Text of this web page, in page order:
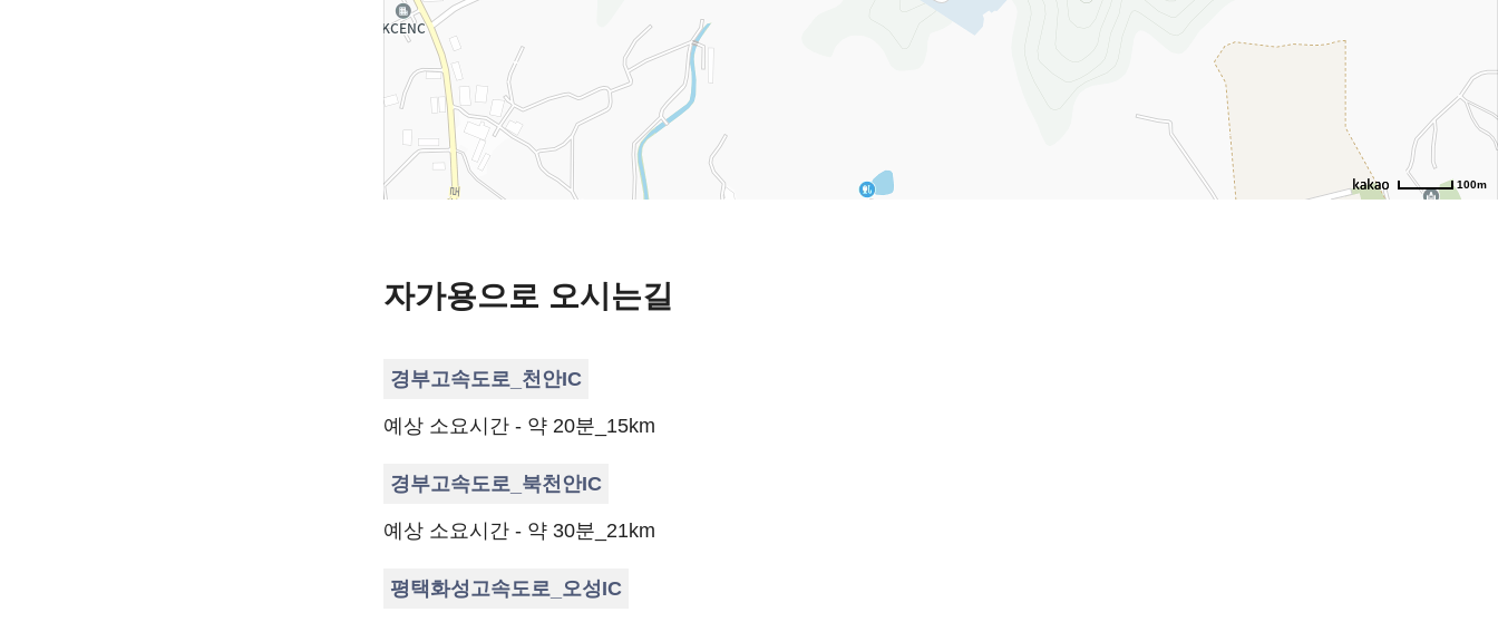
100m
자가용으로 오시는길
경부고속도로_천안IC
예상 소요시간 - 약 20분_15km
경부고속도로_북천안IC
예상 소요시간 - 약 30분_21km
평택화성고속도로_오성IC